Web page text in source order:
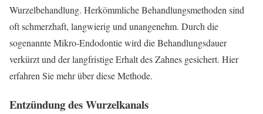
Wurzelbehandlung. Herkömmliche Behandlungsmethoden sind
oft schmerzhaft, langwierig und unangenehm. Durch die
sogenannte Mikro-Endodontie wird die Behandlungsdauer
verkürzt und der langfristige Erhalt des Zahnes gesichert. Hier
erfahren Sie mehr über diese Methode.
Entzündung des Wurzelkanals